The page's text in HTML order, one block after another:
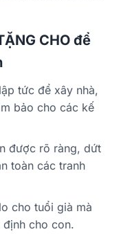
CHO để
tức để xây nhà,
bảo cho các kế
được rõ ràng, dứt
toàn các tranh
cho tuổi già mà
cho con.